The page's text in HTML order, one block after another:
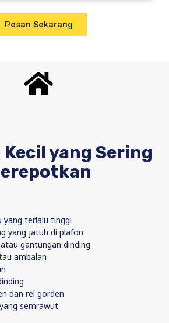
Pesan Sekarang
yang Sering
yang terlalu tinggi
yang jatuh di plafon
gantungan dinding
ambalan
dan rel gorden
semrawut